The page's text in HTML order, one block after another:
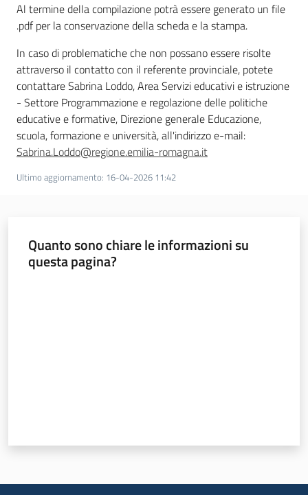
Al termine della compilazione potrà essere generato un file
.pdf per la conservazione della scheda e la stampa.
In caso di problematiche che non possano essere risolte
attraverso il contatto con il referente provinciale, potete
contattare Sabrina Loddo, Area Servizi educativi e istruzione
- Settore Programmazione e regolazione delle politiche
educative e formative, Direzione generale Educazione,
scuola, formazione e università, all'indirizzo e-mail:
Sabrina.Loddo@regione.emilia-romagna.it
Ultimo aggiornamento: 16-04-2026 11:42
Quanto sono chiare le informazioni su
questa pagina?